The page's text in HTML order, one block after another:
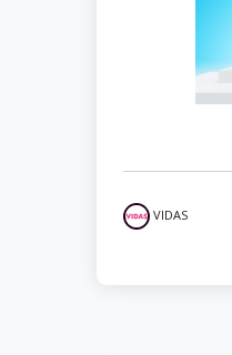
VIDAS